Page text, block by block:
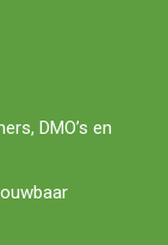
DMO’s en